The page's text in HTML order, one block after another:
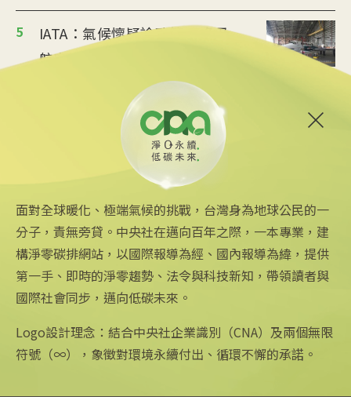
5
IATA：氣候懷疑論政策 恐危及
航空業2050淨零目標
克服土地廣袤與嚴寒 挪威售出
新車百分百EV將達標
2025/05/31 14:57
中央社網站
中央通訊社
Focus Taiwan
フォーカス台湾
關注更多
友善連結
Android app 下載
公司簡介
企業識別
公開資訊
面對全球暖化、極端氣候的挑戰，台灣身為地球公民的一
分子，責無旁貸。中央社在邁向百年之際，一本專業，建
構淨零碳排網站，以國際報導為經、國內報導為緯，提供
第一手、即時的淨零趨勢、法令與科技新知，帶領讀者與
國際社會同步，邁向低碳未來。
Logo設計理念：結合中央社企業識別（CNA）及兩個無限
符號（∞），象徵對環境永續付出、循環不懈的承諾。